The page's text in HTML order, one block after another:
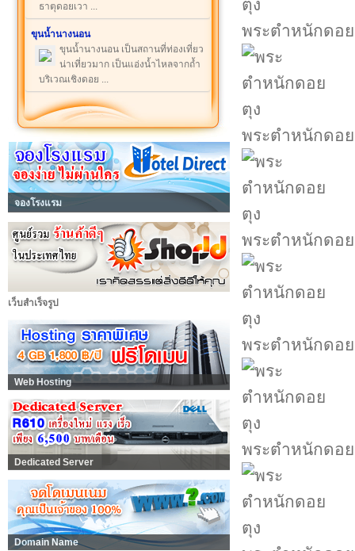
ธาตุดอยเวา ...
ขุนน้ำนางนอน
ขุนน้ำนางนอน เป็นสถานที่ท่องเที่ยว
น่าเที่ยวมาก เป็นแอ่งน้ำไหลจากถ้ำ
บริเวณเชิงดอย ...
จองโรงแรม
เว็บสำเร็จรูป
Web Hosting
Dedicated Server
Domain Name
พระตำหนักดอ
พระตำหนักดอ
พระตำหนักดอ
พระตำหนักดอ
พระตำหนักดอ